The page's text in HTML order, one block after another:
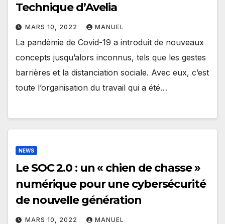
Technique d’Avelia
MARS 10, 2022 MANUEL
La pandémie de Covid-19 a introduit de nouveaux
concepts jusqu’alors inconnus, tels que les gestes
barrières et la distanciation sociale. Avec eux, c’est
toute l’organisation du travail qui a été…
NEWS
Le SOC 2.0 : un « chien de chasse »
numérique pour une cybersécurité
de nouvelle génération
MARS 10, 2022 MANUEL